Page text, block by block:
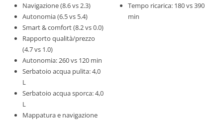
Navigazione (8.6 vs 2.3)
Autonomia (6.5 vs 5.4)
Smart & comfort (8.2 vs 0.0)
Rapporto qualità/prezzo
(4.7 vs 1.0)
Autonomia: 260 vs 120 min
Serbatoio acqua pulita: 4,0
L
Serbatoio acqua sporca: 4,0
L
Mappatura e navigazione
Tempo ricarica: 180 vs 390
min